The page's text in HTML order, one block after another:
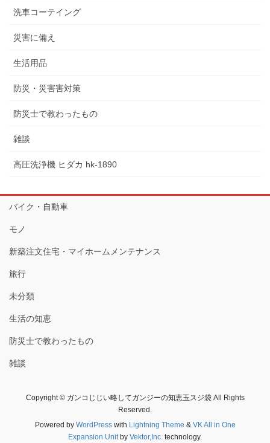
洗車コーテイング
災害に備え
生活用品
防災・災害害対策
防災士で教わったもの
雑談
高圧洗浄機 ヒダカ hk-1890
バイク・自動車
モノ
新築注文住宅・マイホームメンテナンス
旅行
未分類
生活の知恵
防災士で教わったもの
雑談
Copyright © ガンコじじい略してガンジーの知恵玉スジ袋 All Rights
Reserved.
Powered by WordPresswith Lightning Theme & VK All in One
Expansion Unitby Vektor,Inc. technology.